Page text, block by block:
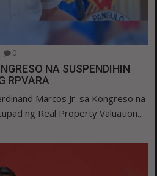
0
NA SUSPENDIHIN
RPVARA
Marcos Jr. sa Kongreso na
ng Real Property Valuation...